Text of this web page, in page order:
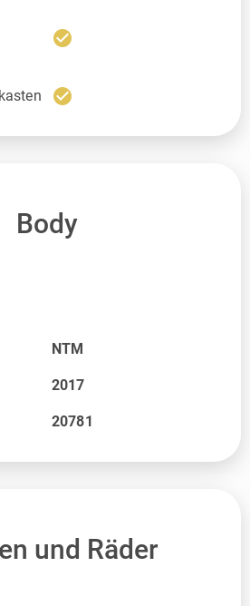
check_circle
check_circle
Body
NTM
2017
20781
und Räder